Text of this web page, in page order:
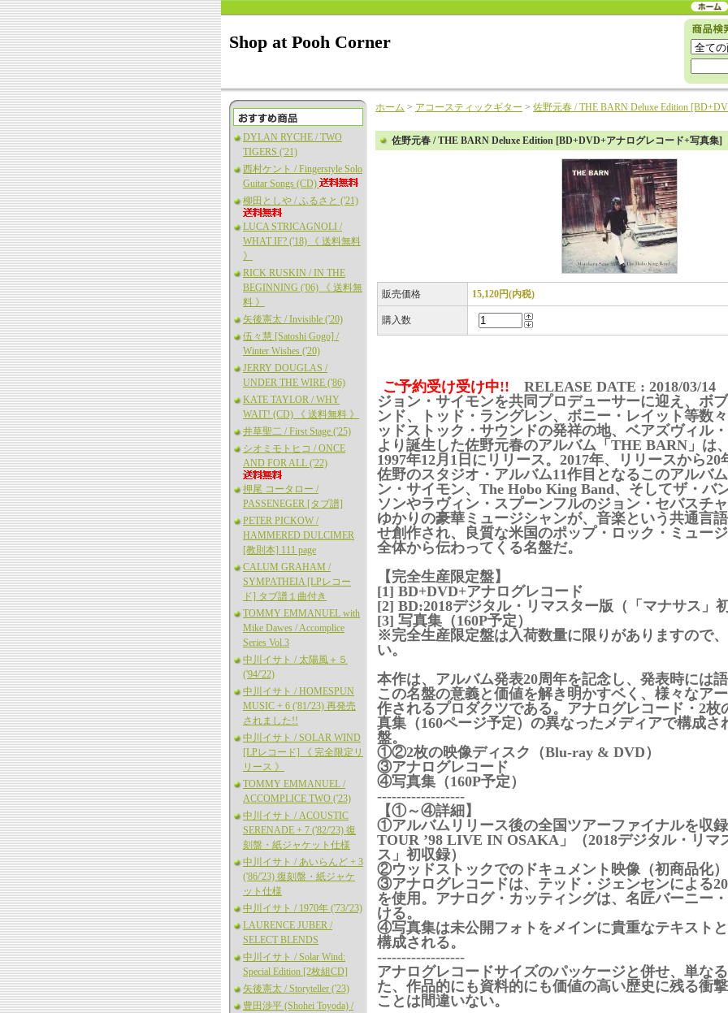
Shop at Pooh Corner
DYLAN RYCHE / TWO
TIGERS ('21)
西村ケント / Fingerstyle Solo
Guitar Songs (CD)
柳田としや / ふるさと ('21)
LUCA STRICAGNOLI /
WHAT IF? ('18) 《 送料無料
》
RICK RUSKIN / IN THE
BEGINNING ('06) 《 送料無
料 》
矢後憲太 / Invisible ('20)
伍々慧 [Satoshi Gogo] /
Winter Wishes ('20)
JERRY DOUGLAS /
UNDER THE WIRE ('86)
KATE TAYLOR / WHY
WAIT! (CD) 《 送料無料 》
井草聖二 / First Stage ('25)
シオミモトヒコ / ONCE
AND FOR ALL ('22)
押尾 コータロー /
PASSENEGER [タブ譜]
PETER PICKOW /
HAMMERED DULCIMER
[教則本] 111 page
CALUM GRAHAM /
SYMPATHEIA [LPレコー
ド] タブ譜１曲付き
TOMMY EMMANUEL with
Mike Dawes / Accomplice
Series Vol.3
中川イサト / 太陽風＋５
('94/'22)
中川イサト / HOMESPUN
MUSIC + 6 ('81/'23) 再発売
されました!!
中川イサト / SOLAR WIND
[LPレコード] 《 完全限定リ
リース 》
TOMMY EMMANUEL /
ACCOMPLICE TWO ('23)
中川イサト / ACOUSTIC
SERENADE + 7 ('82/'23) 復
刻盤・紙ジャケット仕様
中川イサト / あいらんど + 3
('86/'23) 復刻盤・紙ジャケ
ット仕様
中川イサト / 1970年 ('73/'23)
LAURENCE JUBER /
SELECT BLENDS
中川イサト / Solar Wind:
Special Edition [2枚組CD]
矢後憲太 / Storyteller ('23)
豊田渉平 (Shohei Toyoda) /
ホーム > アコースティックギター > 佐野元春 / THE BARN Deluxe Edition
佐野元春 / THE BARN Deluxe Edition [BD+DVD+アナログレコード+写真集]
販売価格 15,120円(内税)
購入数
ご予約受け受け中!! RELEASE DATE : 2018/03/14
ジョン・サイモンを共同プロデューサーに迎え、ボ
ンド、トッド・ラングレン、ボニー・レイット等数
ッドストック・サウンドの発祥の地、ベアズヴィル
より誕生した佐野元春のアルバム「THE BARN」は
1997年12月1日にリリース。2017年、リリースから20
佐野のスタジオ・アルバム11作目となるこのアルバ
ン・サイモン、The Hobo King Band、そしてザ・バ
ソンやラヴィン・スプーンフルのジョン・セバスチ
ゆかりの豪華ミュージシャンが、音楽という共通言
せ創作され、良質な米国のポップ・ロック・ミュー
全体から伝わってくる名盤だ。
【完全生産限定盤】
[1] BD+DVD+アナログレコード
[2] BD:2018デジタル・リマスター版（「マナサス」
[3] 写真集（160P予定）
※完全生産限定盤は入荷数量に限りがありますので
い。
本作は、アルバム発表20周年を記念し、発表時には
この名盤の意義と価値を解き明かすベく、様々なア
作されるプロダクツである。アナログレコード・2枚
真集（160ページ予定）の異なったメディアで構成さ
盤。
①②2枚の映像ディスク（Blu-ray & DVD）
③アナログレコード
④写真集（160P予定）
------------------
【①～④詳細】
①アルバムリリース後の全国ツアーファイナルを収
TOUR ’98 LIVE IN OSAKA」（2018デジタル・リ
ス」初収録）
②ウッドストックでのドキュメント映像（初商品化）
③アナログレコードは、テッド・ジェンセンによる
を使用。アナログ・カッティングは、名匠バーニー
ける。
④写真集は未公開フォトをメインに貴重なテキスト
構成される。
------------------
アナログレコードサイズのパッケージと併せ、単な
た、作品的にも資料的にも価値の高い歴史に残る衝
ことは間違いない。